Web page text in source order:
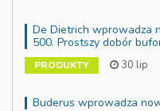
De Dietrich wprowadza
500. Prostszy dobór
PRODUKTY 30 lip
Buderus wprowadza